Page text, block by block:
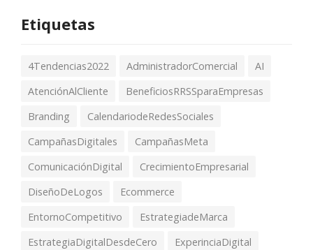
Etiquetas
4Tendencias2022 AdministradorComercial
AI
AtenciónAlCliente
BeneficiosRRSSparaEmpresas
Branding
CalendariodeRedesSociales
CampañasDigitales
CampañasMeta
ComunicaciónDigital
CrecimientoEmpresarial
DiseñoDeLogos
Ecommerce
EntornoCompetitivo
EstrategiadeMarca
EstrategiaDigitalDesdeCero
ExperinciaDigital